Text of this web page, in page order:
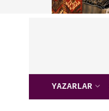
YAZARLAR